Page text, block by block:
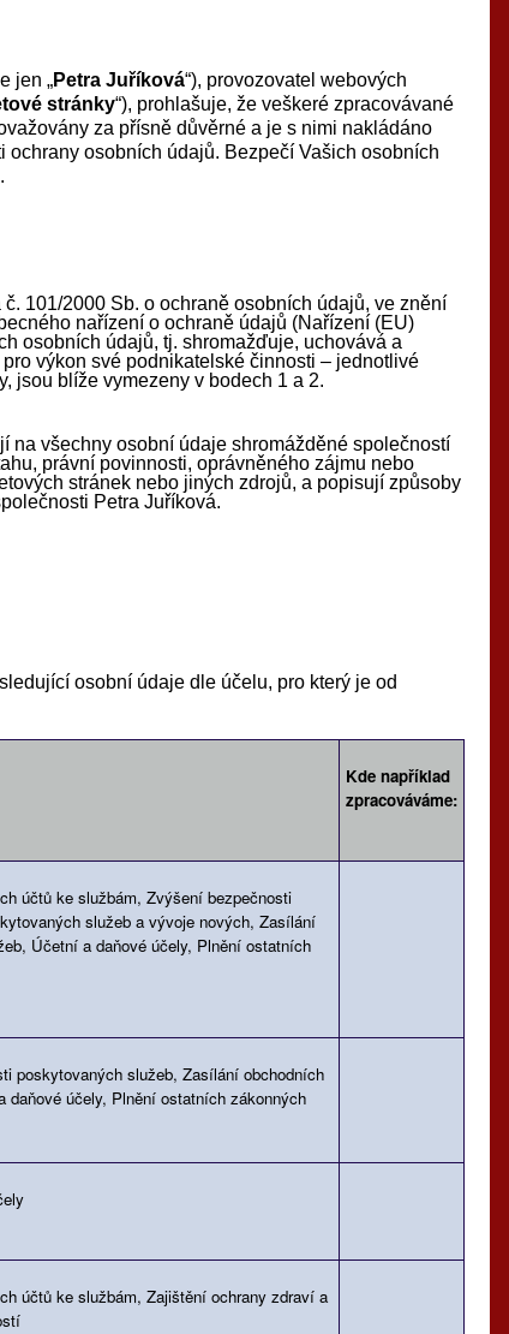
jen „Petra Juříková“), provozovatel webových
stránky“), prohlašuje, že veškeré zpracovávané
za přísně důvěrné a je s nimi nakládáno
osobních údajů. Bezpečí Vašich osobních
101/2000 Sb. o ochraně osobních údajů, ve znění
nařízení o ochraně údajů (Nařízení (EU)
osobních údajů, tj. shromažďuje, uchovává a
výkon své podnikatelské činnosti – jednotlivé
jsou blíže vymezeny v bodech 1 a 2.
na všechny osobní údaje shromážděné společností
právní povinnosti, oprávněného zájmu nebo
stránek nebo jiných zdrojů, a popisují způsoby
Petra Juříková.
osobní údaje dle účelu, pro který je od
Kde například
zpracováváme:
účtů ke službám, Zvýšení bezpečnosti
služeb a vývoje nových, Zasílání
Účetní a daňové účely, Plnění ostatních
poskytovaných služeb, Zasílání obchodních
účely, Plnění ostatních zákonných
účtů ke službám, Zajištění ochrany zdraví a